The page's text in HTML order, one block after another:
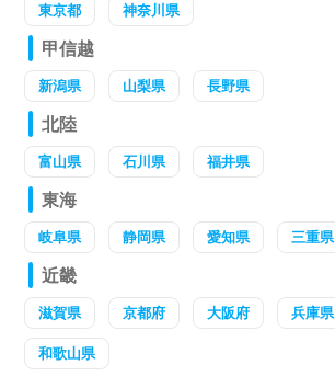
東京都 神奈川県
甲信越
新潟県 山梨県 長野県
北陸
富山県 石川県 福井県
東海
岐阜県 静岡県 愛知県 三重県
近畿
滋賀県 京都府 大阪府 兵庫県
和歌山県